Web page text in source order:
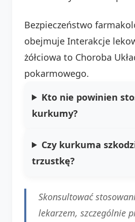
Bezpieczeństwo
obejmuje Interakcje
żółciowa to Choroba
pokarmowego.
Kto nie powinien
kurkumy?
Czy kurkuma
trzustkę?
Skonsultować
lekarzem, szczególnie